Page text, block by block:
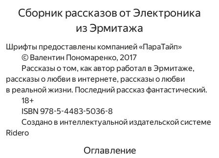
Сборник рассказов от Электроника
из Эрмитажа
Шрифты предоставлены компанией «ПараТайп»
© Валентин Пономаренко, 2017
Рассказы о том, как автор работал в Эрмитаже,
рассказы о любви в интернете, рассказы о любви
в реальной жизни. Последний рассказ фантастический.
18+
ISBN 978-5-4483-5036-8
Создано в интеллектуальной издательской системе
Ridero
Оглавление